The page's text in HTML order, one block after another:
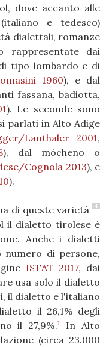
dove accanto alle
e tedesco)
dialettali, romanze
rappresentate dai
tipo lombardo e di
1960), e dal
fassana, badiotta,
). Le seconde sono
parlati in Alto Adige
Lanthaler 2001,
), dal mòcheno o
Cognola 2013), e
).
4
di queste varietà
il dialetto tirolese è
Anche i dialetti
di persone,
ISTAT 2017, dai
usa solo il dialetto
il dialetto e l'italiano
il 26,1% degli
il 27,9%.1
In Alto
(circa 23.000